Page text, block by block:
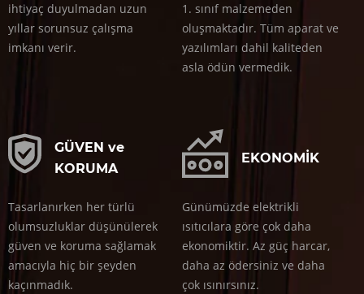
ihtiyaç duyulmadan uzun
yıllar sorunsuz çalışma
imkanı verir.
1. sınıf malzemeden
oluşmaktadır. Tüm aparat ve
yazılımları dahil kaliteden
asla ödün vermedik.
GÜVEN ve
KORUMA
Tasarlanırken her türlü
olumsuzluklar düşünülerek
güven ve koruma sağlamak
amacıyla hiç bir şeyden
kaçınmadık.
EKONOMİK
Günümüzde elektrikli
ısıtıcılara göre çok daha
ekonomiktir. Az güç harcar,
daha az ödersiniz ve daha
çok ısınırsınız.